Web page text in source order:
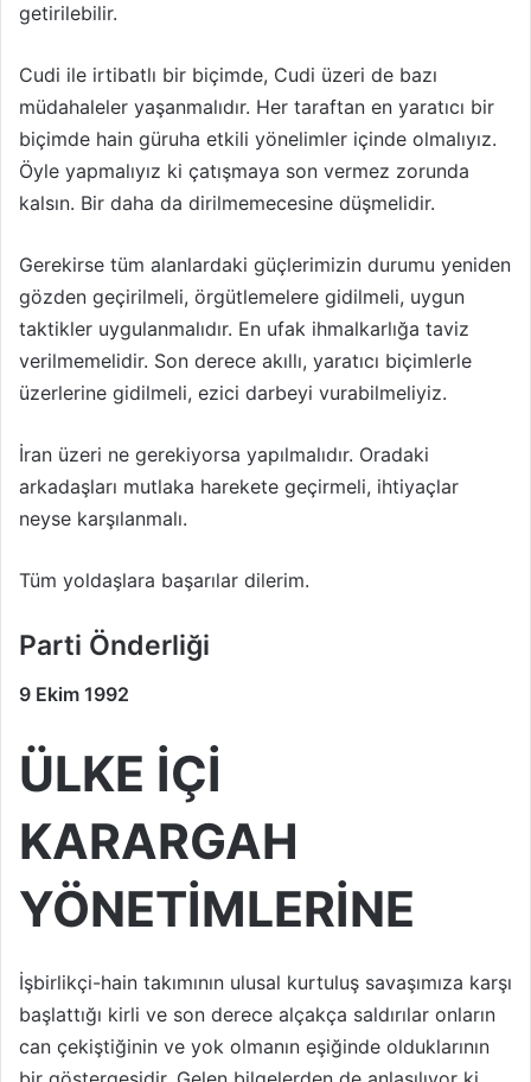
getirilebilir.
Cudi ile irtibatlı bir biçimde, Cudi üzeri de bazı
müdahaleler yaşanmalıdır. Her taraftan en yaratıcı bir
biçimde hain güruha etkili yönelimler içinde olmalıyız.
Öyle yapmalıyız ki çatışmaya son vermez zorunda
kalsın. Bir daha da dirilmemecesine düşmelidir.
Gerekirse tüm alanlardaki güçlerimizin durumu yeniden
gözden geçirilmeli, örgütlemelere gidilmeli, uygun
taktikler uygulanmalıdır. En ufak ihmalkarlığa taviz
verilmemelidir. Son derece akıllı, yaratıcı biçimlerle
üzerlerine gidilmeli, ezici darbeyi vurabilmeliyiz.
İran üzeri ne gerekiyorsa yapılmalıdır. Oradaki
arkadaşları mutlaka harekete geçirmeli, ihtiyaçlar
neyse karşılanmalı.
Tüm yoldaşlara başarılar dilerim.
Parti Önderliği
9 Ekim 1992
ÜLKE İÇİ
KARARGAH
YÖNETİMLERİNE
İşbirlikçi-hain takımının ulusal kurtuluş savaşımıza karşı
başlattığı kirli ve son derece alçakça saldırılar onların
can çekiştiğinin ve yok olmanın eşiğinde olduklarının